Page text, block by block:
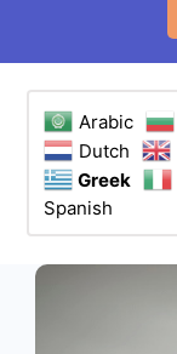
Arabic
Dutch
Greek
Spanish